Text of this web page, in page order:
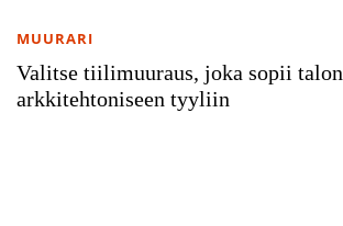
Valitse tiilimuuraus, joka sopii talon
arkkitehtoniseen tyyliin
MUURARI